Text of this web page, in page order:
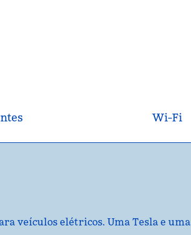
Wi-Fi
veículos elétricos. Uma Tesla e uma